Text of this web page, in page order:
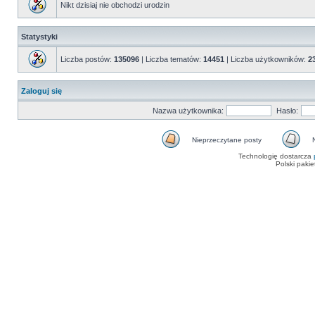
Nikt dzisiaj nie obchodzi urodzin
Statystyki
Liczba postów: 135096 | Liczba tematów: 14451 | Liczba użytkowników:
Zaloguj się
Nazwa użytkownika: Hasło:
Nieprzeczytane posty
Technologię dostarcza
Polski